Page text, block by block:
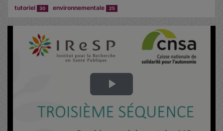
Lire
la
tutoriel 30 environnementale 25